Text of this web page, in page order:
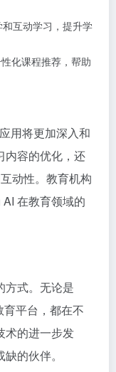
互动学习，提升学
化课程推荐，帮助
用将更加深入和
内容的优化，还
动性。教育机构
在教育领域的
方式。无论是
平台，都在不
术的进一步发
的伙伴。